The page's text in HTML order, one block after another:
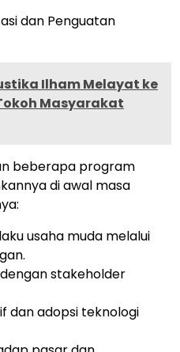
dan Penguatan
Ilham Melayat ke
Masyarakat
beberapa program
di awal masa
usaha muda melalui
stakeholder
dan adopsi teknologi